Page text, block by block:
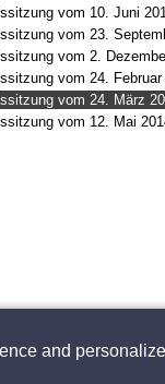
vom 10. Juni
vom 23.
vom 2.
vom 24.
vom 24. März
vom 12. Mai
and